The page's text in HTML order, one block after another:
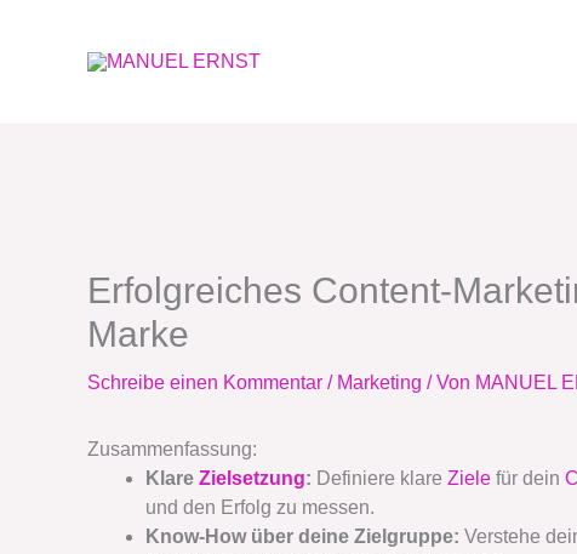
Erfolgreiches Content-
Marke
Schreibe einen Kommentar / Marketing / Von MANUEL
Zusammenfassung:
Klare Zielsetzung: Definiere klare Ziele für dein
und den Erfolg zu messen.
Know-How über deine Zielgruppe: Verstehe